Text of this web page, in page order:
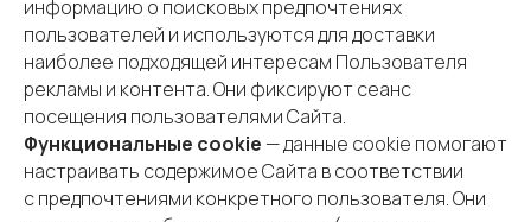
информацию о поисковых предпочтениях
пользователей и используются для доставки
наиболее подходящей интересам Пользователя
рекламы и контента. Они фиксируют сеанс
посещения пользователями Сайта.
Функциональные cookie — данные cookie помогают
настраивать содержимое Сайта в соответствии
с предпочтениями конкретного пользователя. Они